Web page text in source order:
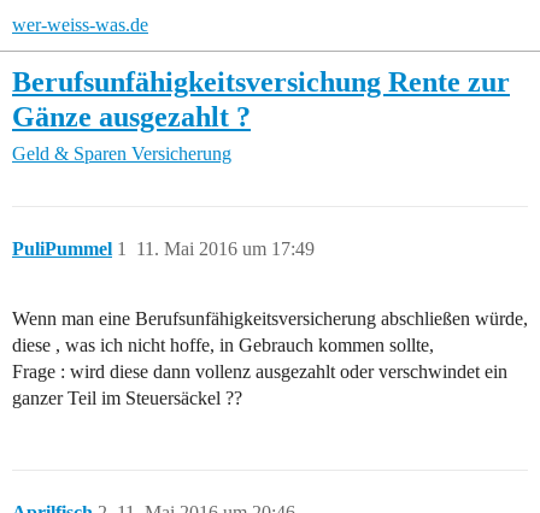
wer-weiss-was.de
Berufsunfähigkeitsversichung Rente zur
Gänze ausgezahlt ?
Geld & Sparen Versicherung
PuliPummel 11. Mai 2016 um 17:49
1
Wenn man eine Berufsunfähigkeitsversicherung abschließen würde,
diese , was ich nicht hoffe, in Gebrauch kommen sollte,
Frage : wird diese dann vollenz ausgezahlt oder verschwindet ein
ganzer Teil im Steuersäckel ??